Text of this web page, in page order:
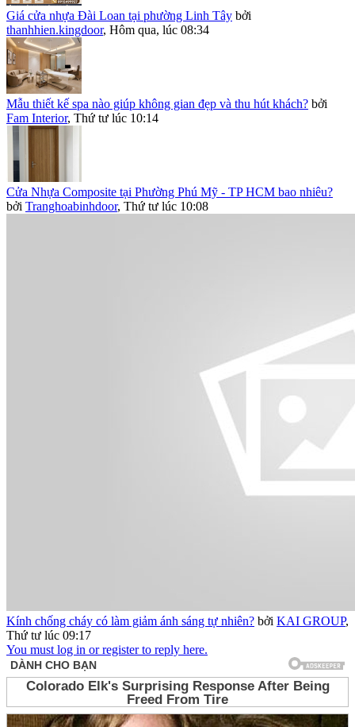
Giá cửa nhựa Đài Loan tại phường Linh Tây bởi
thanhhien.kingdoor, Hôm qua, lúc 08:34
Mẫu thiết kế spa nào giúp không gian đẹp và thu hút khách? bởi
Fam Interior, Thứ tư lúc 10:14
Cửa Nhựa Composite tại Phường Phú Mỹ - TP HCM bao nhiêu?
bởi Tranghoabinhdoor, Thứ tư lúc 10:08
Kính chống cháy có làm giảm ánh sáng tự nhiên? bởi KAI GROUP,
Thứ tư lúc 09:17
You must log in or register to reply here.